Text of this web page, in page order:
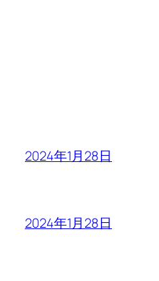
2024年1月28日
2024年1月28日